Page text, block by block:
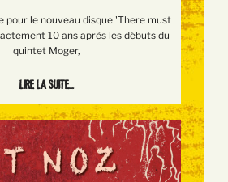
pour le nouveau disque 'There must
10 ans après les débuts du
quintet Moger,
Lire la suite...